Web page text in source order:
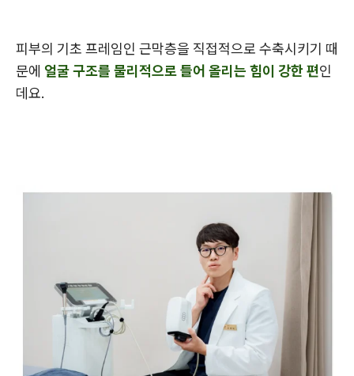
피부의 기초 프레임인 근막층을 직접적으로 수축시키기 때
문에 얼굴 구조를 물리적으로 들어 올리는 힘이 강한 편인
데요.